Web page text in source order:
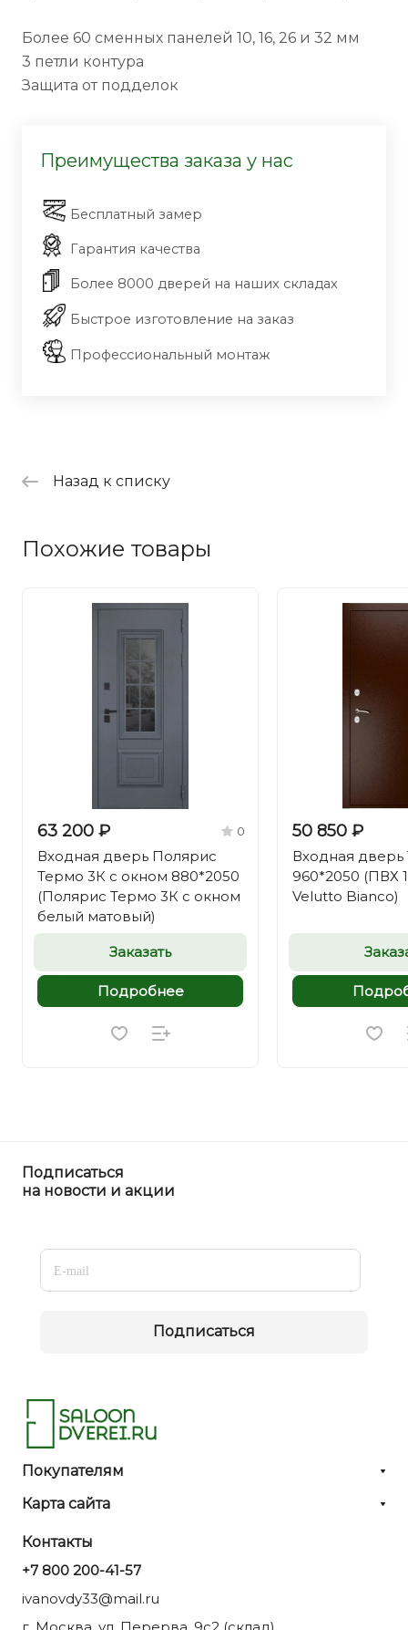
Более 60 сменных панелей 10, 16, 26 и 32 мм
3 петли контура
Защита от подделок
Преимущества заказа у нас
Бесплатный замер
Гарантия качества
Более 8000 дверей на наших складах
Быстрое изготовление на заказ
Профессиональный монтаж
Назад к списку
Похожие товары
63 200 ₽ 0
Входная дверь Полярис
Термо 3К с окном 880*2050
(Полярис Термо 3К с окном
белый матовый)
Заказать
Подробнее
50 850 ₽
Входная
960*2050 (ПВХ
Velutto Bianco)
Подписаться
на новости и акции
Подписаться
Покупателям
Карта сайта
Контакты
+7 800 200-41-57
ivanovdy33@mail.ru